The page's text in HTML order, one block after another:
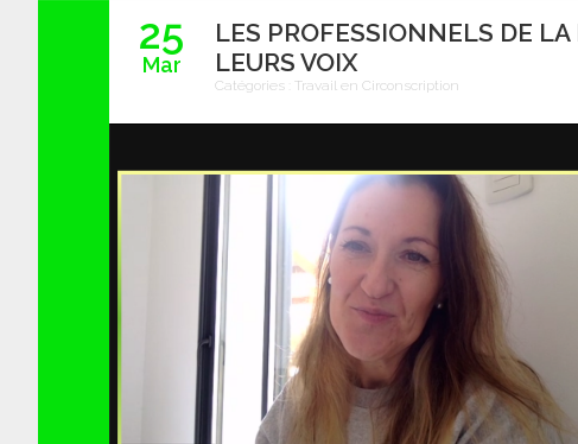
25
Mar
LES PROFESSIONNELS DE
LEURS VOIX
Catégories : Travail en Circonscription